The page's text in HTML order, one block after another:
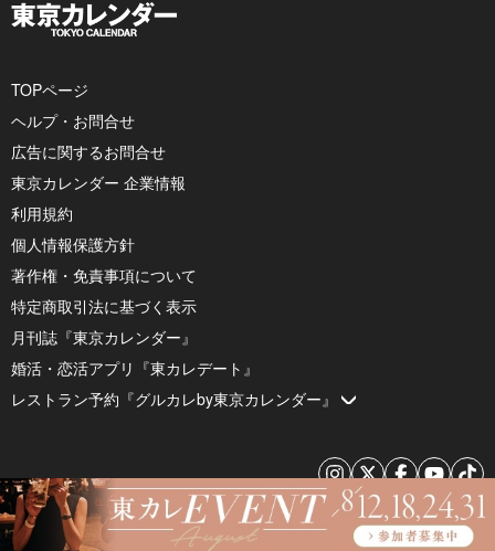
TOPページ
ヘルプ・お問合せ
広告に関するお問合せ
東京カレンダー 企業情報
利用規約
個人情報保護方針
著作権・免責事項について
特定商取引法に基づく表示
月刊誌『東京カレンダー』
婚活・恋活アプリ『東カレデート』
レストラン予約『グルカレby東京カレンダー』
© 2026 by Tokyo Calendar, Inc.